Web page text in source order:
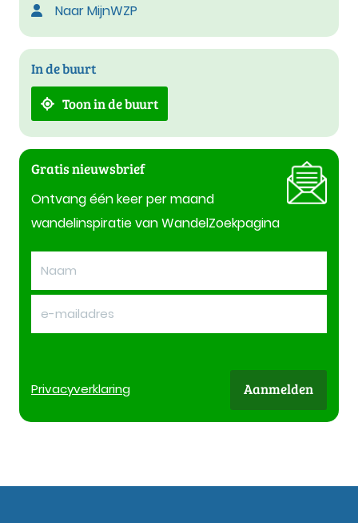
Naar MijnWZP
In de buurt
Toon in de buurt
Gratis nieuwsbrief
Ontvang één keer per maand
wandelinspiratie van WandelZoekpagina
Privacyverklaring Aanmelden